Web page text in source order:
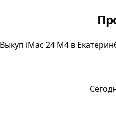
Выкуп iMac 24 M4 в